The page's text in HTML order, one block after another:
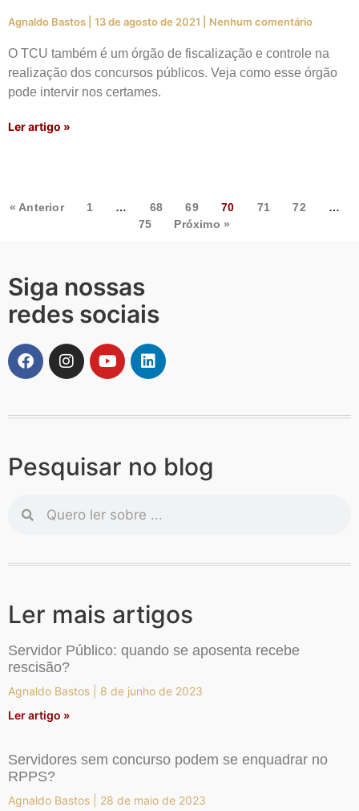
Agnaldo Bastos 13 de agosto de 2021 Nenhum comentário
O TCU também é um órgão de fiscalização e controle na
realização dos concursos públicos. Veja como esse órgão
pode intervir nos certames.
Ler artigo »
« Anterior 1 … 68 69 70 71 72
…
75
Próximo »
Siga nossas
redes sociais
Pesquisar no blog
Ler mais artigos
Servidor Público: quando se aposenta recebe
rescisão?
Agnaldo Bastos
8 de junho de 2023
Ler artigo »
Servidores sem concurso podem se enquadrar no
RPPS?
Agnaldo Bastos
28 de maio de 2023